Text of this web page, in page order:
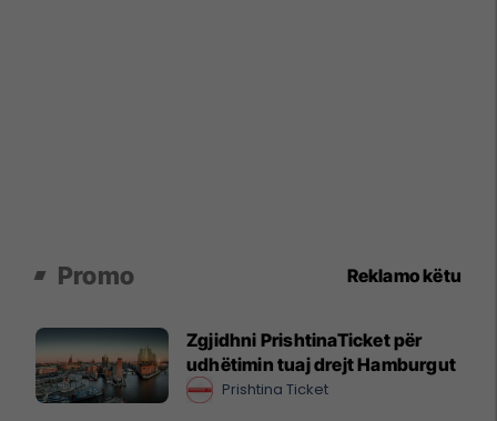
Promo Reklamo këtu
Zgjidhni PrishtinaTicket për
udhëtimin tuaj drejt Hamburgut
Prishtina Ticket